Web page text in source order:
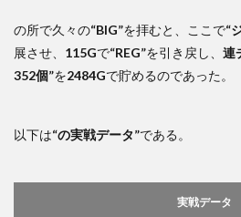
の所で久々の“BIG”を拝むと、ここで“
展させ、 115Gで“REG”を引き戻し、 連
352個”を2484Gで貯めるのであった。
以下は“の実戦データ”である。
実戦データ